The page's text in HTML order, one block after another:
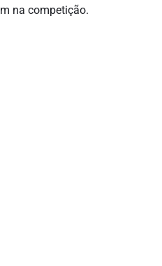
na competição.